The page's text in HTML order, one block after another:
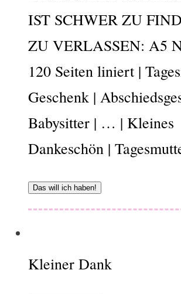
IST SCHWER ZU
ZU VERLASSEN: A5
120 Seiten liniert |
Geschenk |
Babysitter | … | Kleines
Dankeschön |
Das will ich haben!
Kleiner Dank